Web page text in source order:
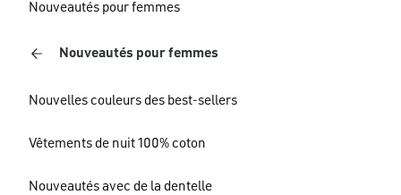
Nouveautés pour femmes
Nouveautés pour femmes
Nouvelles couleurs des best-sellers
Vêtements de nuit 100% coton
Nouveautés avec de la dentelle